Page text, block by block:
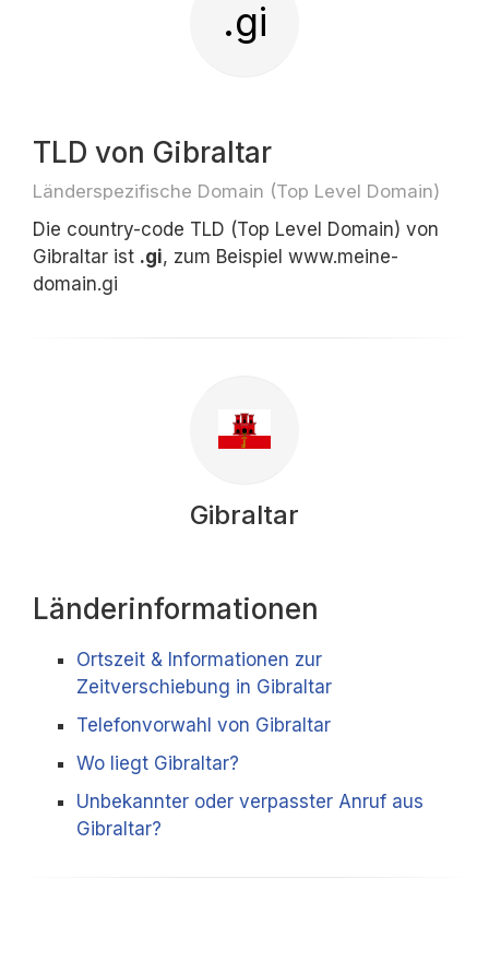
.gi
TLD von Gibraltar
Länderspezifische Domain (Top Level Domain)
Die country-code TLD (Top Level Domain) von
Gibraltar ist .gi, zum Beispiel www.meine-
domain.gi
Gibraltar
Länderinformationen
Ortszeit & Informationen zur
Zeitverschiebung in Gibraltar
Telefonvorwahl von Gibraltar
Wo liegt Gibraltar?
Unbekannter oder verpasster Anruf aus
Gibraltar?